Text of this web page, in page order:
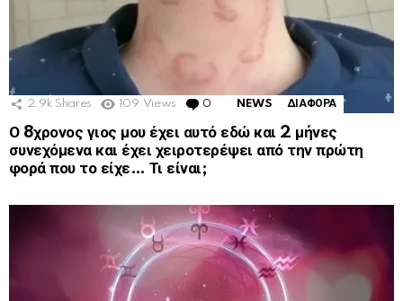
2.9k Shares 109 Views 0 Comments
NEWS ΔΙΑΦΟΡΑ
Ο 8χρονος γιος μου έχει αυτό εδώ και 2 μήνες
συνεχόμενα και έχει χειροτερέψει από την πρώτη
φορά που το είχε… Τι είναι;